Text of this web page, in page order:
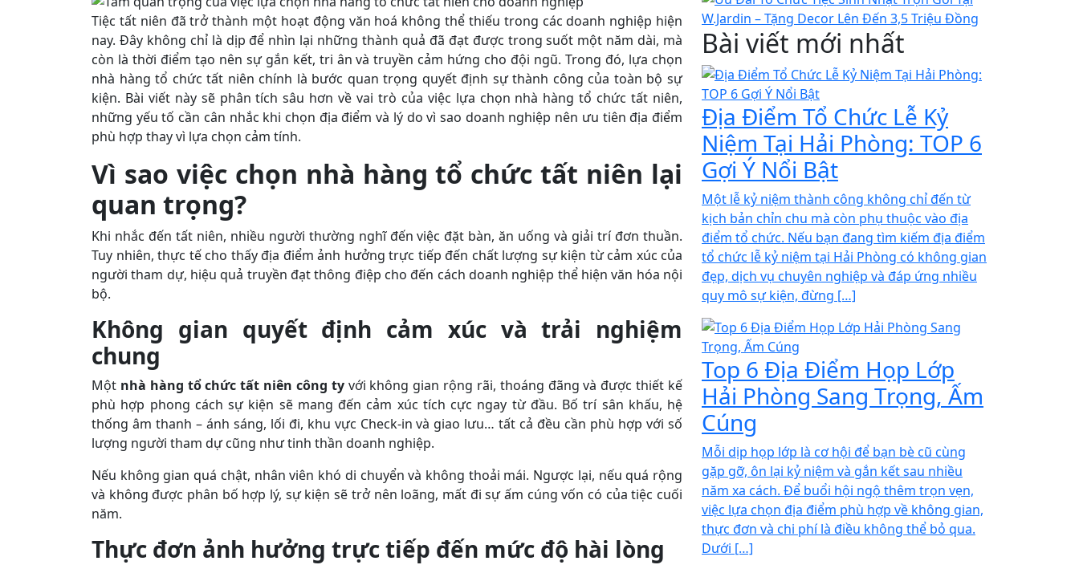
Tiệc tất niên đã trở thành một hoạt động văn hoá không thể thiếu trong các doanh nghiệp hiện
nay. Đây không chỉ là dịp để nhìn lại những thành quả đã đạt được trong suốt một năm dài, mà
còn là thời điểm tạo nên sự gắn kết, tri ân và truyền cảm hứng cho đội ngũ. Trong đó, lựa chọn
nhà hàng tổ chức tất niên chính là bước quan trọng quyết định sự thành công của toàn bộ sự
kiện. Bài viết này sẽ phân tích sâu hơn về vai trò của việc lựa chọn nhà hàng tổ chức tất niên,
những yếu tố cần cân nhắc khi chọn địa điểm và lý do vì sao doanh nghiệp nên ưu tiên địa điểm
phù hợp thay vì lựa chọn cảm tính.
Vì sao việc chọn nhà hàng tổ chức tất niên lại
quan trọng?
Khi nhắc đến tất niên, nhiều người thường nghĩ đến việc đặt bàn, ăn uống và giải trí đơn thuần.
Tuy nhiên, thực tế cho thấy địa điểm ảnh hưởng trực tiếp đến chất lượng sự kiện từ cảm xúc của
người tham dự, hiệu quả truyền đạt thông điệp cho đến cách doanh nghiệp thể hiện văn hóa nội
bộ.
Không gian quyết định cảm xúc và trải nghiệm
chung
Một nhà hàng tổ chức tất niên công tyvới không gian rộng rãi, thoáng đãng và được thiết kế
phù hợp phong cách sự kiện sẽ mang đến cảm xúc tích cực ngay từ đầu. Bố trí sân khấu, hệ
thống âm thanh – ánh sáng, lối đi, khu vực Check-in và giao lưu… tất cả đều cần phù hợp với số
lượng người tham dự cũng như tinh thần doanh nghiệp.
Nếu không gian quá chật, nhân viên khó di chuyển và không thoải mái. Ngược lại, nếu quá rộng
và không được phân bố hợp lý, sự kiện sẽ trở nên loãng, mất đi sự ấm cúng vốn có của tiệc cuối
năm.
Thực đơn ảnh hưởng trực tiếp đến mức độ hài lòng
Bài viết mới nhất
Địa Điểm Tổ Chức Lễ Kỷ
Niệm Tại Hải Phòng: TOP 6
Gợi Ý Nổi Bật
Một lễ kỷ niệm thành công không chỉ đến từ
kịch bản chỉn chu mà còn phụ thuộc vào địa
điểm tổ chức. Nếu bạn đang tìm kiếm địa điểm
tổ chức lễ kỷ niệm tại Hải Phòng có không gian
đẹp, dịch vụ chuyên nghiệp và đáp ứng nhiều
quy mô sự kiện, đừng […]
Top 6 Địa Điểm Họp Lớp
Hải Phòng Sang Trọng, Ấm
Cúng
Mỗi dịp họp lớp là cơ hội để bạn bè cũ cùng
gặp gỡ, ôn lại kỷ niệm và gắn kết sau nhiều
năm xa cách. Để buổi hội ngộ thêm trọn vẹn,
việc lựa chọn địa điểm phù hợp về không gian,
thực đơn và chi phí là điều không thể bỏ qua.
Dưới […]